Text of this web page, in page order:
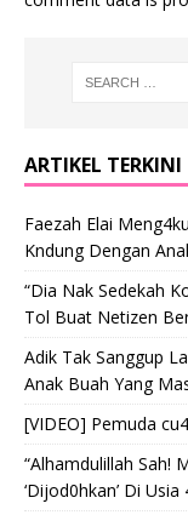
ARTIKEL TERKINI
Faezah Elai
Kndung Dengan
“Dia Nak Sedekah
Tol Buat Netizen
Adik Tak Sanggup
Anak Buah Yang
[VIDEO] Pemuda
“Alhamdulillah Sah!
‘Dijod0hkan’ Di Usia